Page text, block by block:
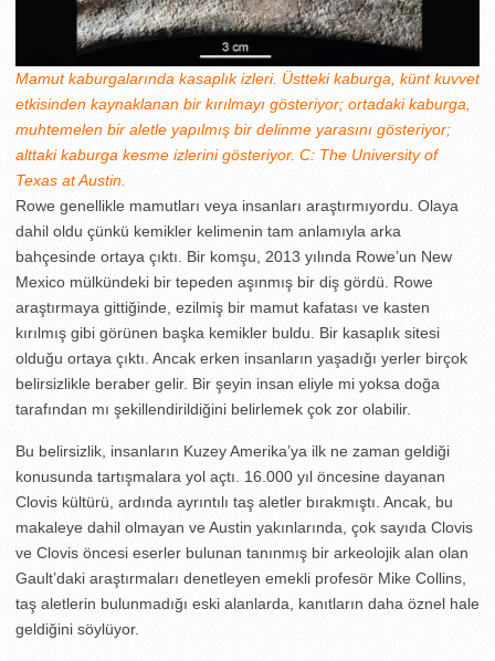
Mamut kaburgalarında kasaplık izleri. Üstteki kaburga, künt kuvvet
etkisinden kaynaklanan bir kırılmayı gösteriyor; ortadaki kaburga,
muhtemelen bir aletle yapılmış bir delinme yarasını gösteriyor;
alttaki kaburga kesme izlerini gösteriyor. C: The University of
Texas at Austin.
Rowe genellikle mamutları veya insanları araştırmıyordu. Olaya
dahil oldu çünkü kemikler kelimenin tam anlamıyla arka
bahçesinde ortaya çıktı. Bir komşu, 2013 yılında Rowe’un New
Mexico mülkündeki bir tepeden aşınmış bir diş gördü. Rowe
araştırmaya gittiğinde, ezilmiş bir mamut kafatası ve kasten
kırılmış gibi görünen başka kemikler buldu. Bir kasaplık sitesi
olduğu ortaya çıktı. Ancak erken insanların yaşadığı yerler birçok
belirsizlikle beraber gelir. Bir şeyin insan eliyle mi yoksa doğa
tarafından mı şekillendirildiğini belirlemek çok zor olabilir.
Bu belirsizlik, insanların Kuzey Amerika’ya ilk ne zaman geldiği
konusunda tartışmalara yol açtı. 16.000 yıl öncesine dayanan
Clovis kültürü, ardında ayrıntılı taş aletler bırakmıştı. Ancak, bu
makaleye dahil olmayan ve Austin yakınlarında, çok sayıda Clovis
ve Clovis öncesi eserler bulunan tanınmış bir arkeolojik alan olan
Gault’daki araştırmaları denetleyen emekli profesör Mike Collins,
taş aletlerin bulunmadığı eski alanlarda, kanıtların daha öznel hale
geldiğini söylüyor.